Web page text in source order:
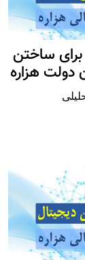
ساختن
دولت هزاره